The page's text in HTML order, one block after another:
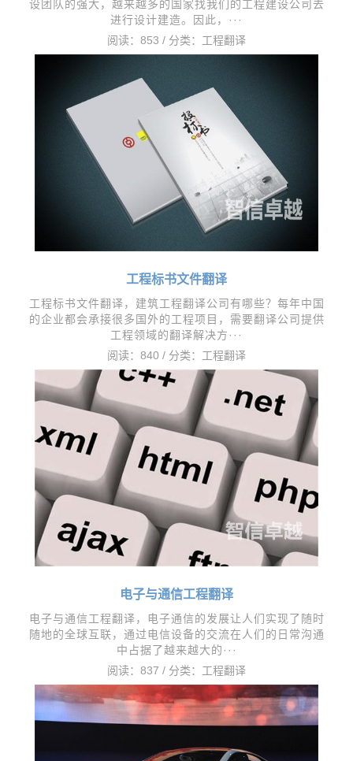
设团队的强大，越来越多的国家找我们的工程建设公司去
进行设计建造。因此，···
阅读：853 / 分类： 工程翻译
工程标书文件翻译
工程标书文件翻译，建筑工程翻译公司有哪些？每年中国
的企业都会承接很多国外的工程项目，需要翻译公司提供
工程领域的翻译解决方···
阅读：840 / 分类： 工程翻译
电子与通信工程翻译
电子与通信工程翻译，​电子通信的发展让人们实现了随时
随地的全球互联，通过电信设备的交流在人们的日常沟通
中占据了越来越大的···
阅读：837 / 分类： 工程翻译